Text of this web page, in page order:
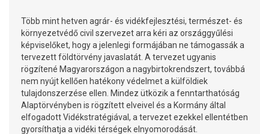
Több mint hetven agrár- és vidékfejlesztési, természet- és
környezetvédő civil szervezet arra kéri az országgyűlési
képviselőket, hogy a jelenlegi formájában ne támogassák a
tervezett földtörvény javaslatát. A tervezet ugyanis
rögzítené Magyarországon a nagybirtokrendszert, továbbá
nem nyújt kellően hatékony védelmet a külföldiek
tulajdonszerzése ellen. Mindez ütközik a fenntarthatóság
Alaptörvényben is rögzített elveivel és a Kormány által
elfogadott Vidékstratégiával, a tervezet ezekkel ellentétben
gyorsíthatja a vidéki térségek elnyomorodását.